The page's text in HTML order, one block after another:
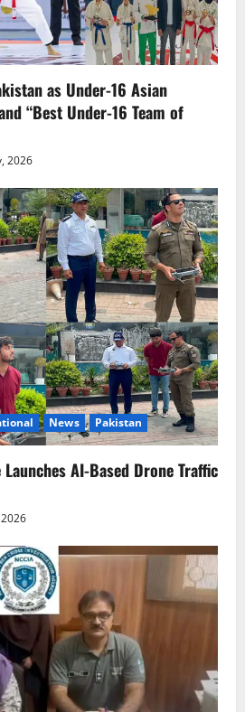
as Under-16 Asian
“Best Under-16 Team of
2026
News Pakistan
AI-Based Drone Traffic